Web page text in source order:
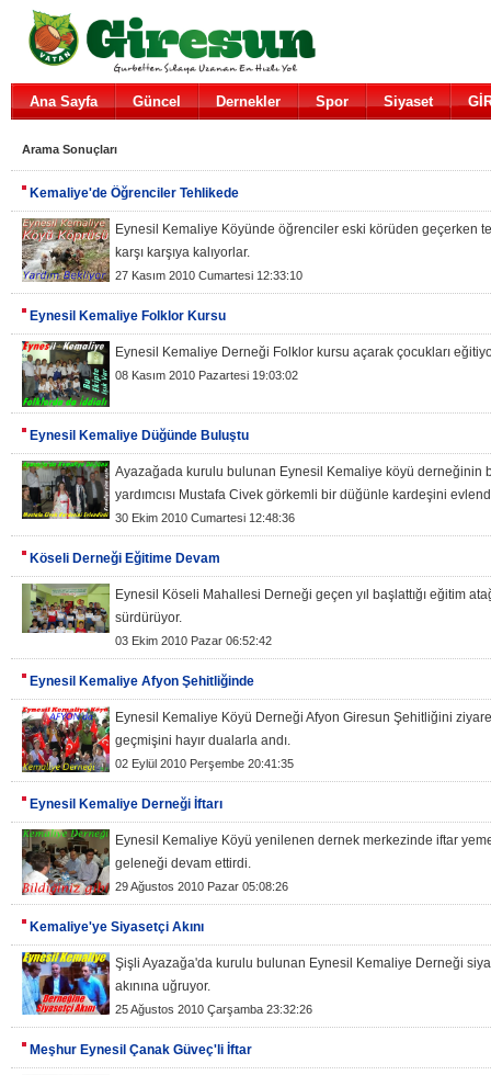
Ana Sayfa Güncel Dernekler Spor Siyaset
Arama Sonuçları
Kemaliye'de Öğrenciler Tehlikede
Eynesil Kemaliye Köyünde öğrenciler eski körüden geçerken
karşı karşıya kalıyorlar.
27 Kasım 2010 Cumartesi 12:33:10
Eynesil Kemaliye Folklor Kursu
Eynesil Kemaliye Derneği Folklor kursu açarak çocukları
08 Kasım 2010 Pazartesi 19:03:02
Eynesil Kemaliye Düğünde Buluştu
Ayazağada kurulu bulunan Eynesil Kemaliye köyü derneğinin
yardımcısı Mustafa Civek görkemli bir düğünle kardeşini
30 Ekim 2010 Cumartesi 12:48:36
Köseli Derneği Eğitime Devam
Eynesil Köseli Mahallesi Derneği geçen yıl başlattığı eğitim
sürdürüyor.
03 Ekim 2010 Pazar 06:52:42
Eynesil Kemaliye Afyon Şehitliğinde
Eynesil Kemaliye Köyü Derneği Afyon Giresun Şehitliğini
geçmişini hayır dualarla andı.
02 Eylül 2010 Perşembe 20:41:35
Eynesil Kemaliye Derneği İftarı
Eynesil Kemaliye Köyü yenilenen dernek merkezinde iftar
geleneği devam ettirdi.
29 Ağustos 2010 Pazar 05:08:26
Kemaliye'ye Siyasetçi Akını
Şişli Ayazağa'da kurulu bulunan Eynesil Kemaliye Derneği
akınına uğruyor.
25 Ağustos 2010 Çarşamba 23:32:26
Meşhur Eynesil Çanak Güveç'li İftar